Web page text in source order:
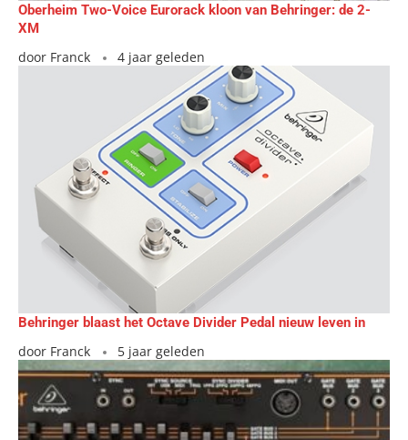
Oberheim Two-Voice Eurorack kloon van Behringer: de 2-
XM
door Franck 4 jaar geleden
Behringer blaast het Octave Divider Pedal nieuw leven in
door Franck 5 jaar geleden